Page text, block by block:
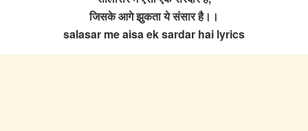
जिसके आगे झुकता ये संसार है।।
salasar me aisa ek sardar hai lyrics